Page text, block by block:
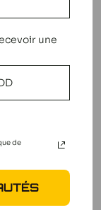
une
de